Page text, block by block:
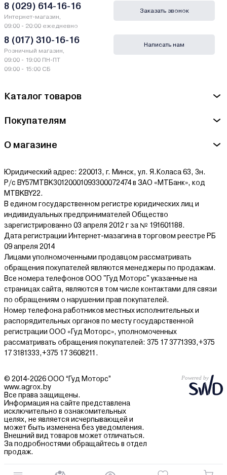
Каталог товаров
Покупателям
О магазине
Юридический адрес: 220013, г. Минск, ул. Я.Коласа 63, 3н.
Р/с BY57MTBK30120001093300072474 в ЗАО «МТБанк», код
MTBKBY22.
В едином государственном регистре юридических лиц и
индивидуальных предпринимателей Общество
зарегистрированно 03 апреля 2012 г за № 191601188.
Дата регистрации Интернет-мазагина в торговом реестре РБ
09 апреля 2014
Лицами уполномоченными продавцом рассматривать
обращения покупателей являются менеджеры по продажам.
Все номера телефонов ООО "Гуд Моторс" указанные на
страницах сайта, являются в том числе контактами для связи
по обращениям о нарушении прав покупателей.
Номер телефона работников местных исполнительных и
распорядительных органов по месту государственной
регистрации ООО «Гуд Моторс», уполномоченных
рассматривать обращения покупателей: 375 17 3771393,+375
17 3181333,+375 17 3608211.
8 (029) 614-16-16
Интернет-магазин,
09:00 - 20:00 ежедневно
8 (017) 310-16-16
Розничный магазин,
09:00 - 19:00 ПН-ПТ
09:00 - 15:00 СБ
Заказать звонок
Написать нам
© 2014-2026 ООО “Гуд Моторс”
www.agrox.by
Все права защищены.
Информация на сайте представлена
исключительно в ознакомительных
целях, не является исчерпывающей и
может быть изменена без уведомления.
Внешний вид товаров может отличаться.
За подробностями обращайтесь в отдел
продаж.